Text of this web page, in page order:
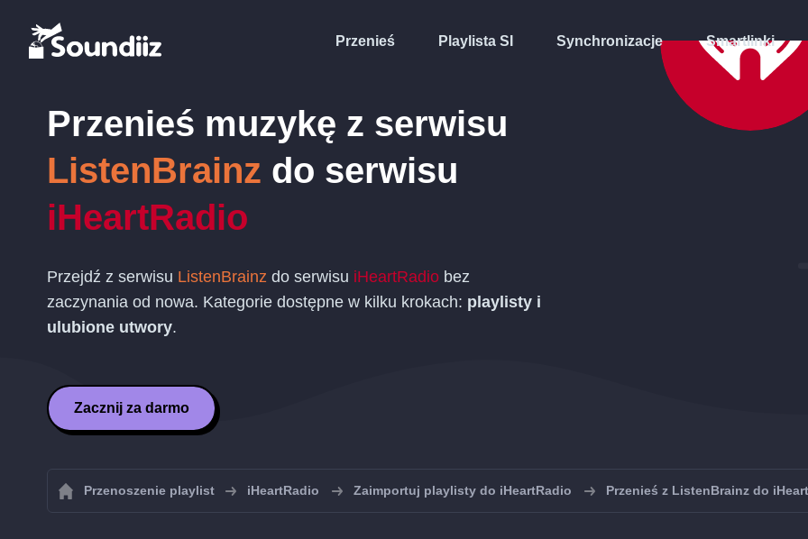
Przenieś Playlista SI Synchronizacje Smartlinki
Przenieś muzykę z serwisu
ListenBrainz do serwisu
iHeartRadio
Przejdź z serwisu ListenBrainz do serwisu iHeartRadio bez
zaczynania od nowa. Kategorie dostępne w kilku krokach: playlisty i
ulubione utwory.
Zacznij za darmo
Przenoszenie playlist iHeartRadio Zaimportuj playlisty do iHeartRadio Przenieś z ListenBrainz do